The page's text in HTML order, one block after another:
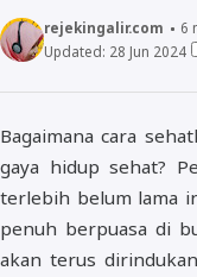
rejekingalir.com 6
Updated: 28 Jun 2024
Bagaimana cara
gaya hidup sehat?
terlebih belum lama
penuh berpuasa di
akan terus